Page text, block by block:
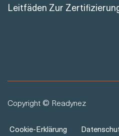
Leitfäden Zur
Copyright © Readynez
Cookie-Erklärung